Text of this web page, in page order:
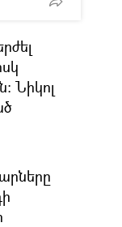
Նիկոլ